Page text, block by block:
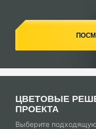
ЦВЕТОВЫЕ
ПРОЕКТА
Выберите